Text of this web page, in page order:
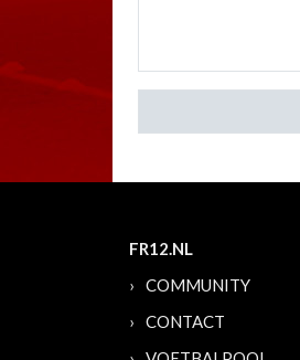
FR12.NL
COMMUNITY
CONTACT